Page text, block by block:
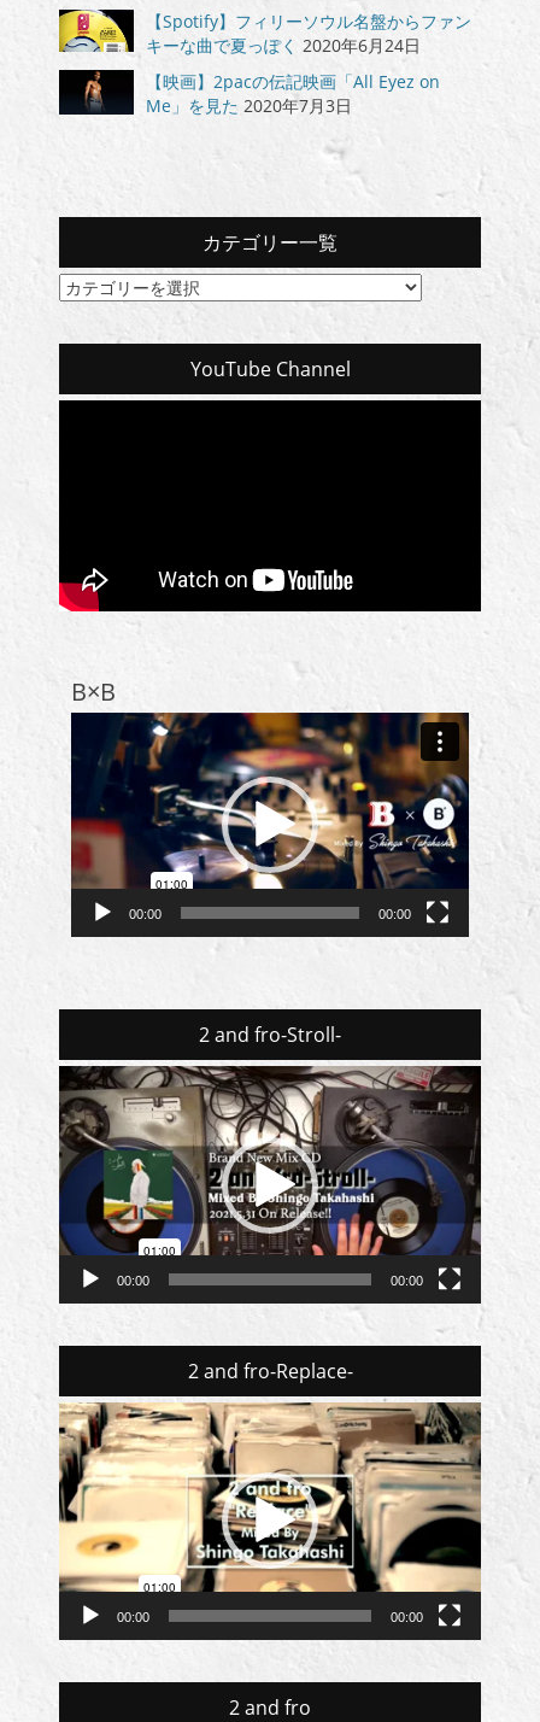
【Spotify】フィリーソウル名盤からファン
キーな曲で夏っぽく 2020年6月24日
【映画】2pacの伝記映画「All Eyez on
Me」を見た 2020年7月3日
カテゴリー一覧
カ
YouTube Channel
B×B
ー
ヤ
ー
00:00 00:00
2 and fro-Stroll-
動
画
プ
レ
ー
ヤ
ー
00:00 00:00
2 and fro-Replace-
動
画
プ
レ
ー
00:00 00:00
2 and fro